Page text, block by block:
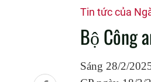
Tin tức của
Bộ Công
Sáng 28/2/